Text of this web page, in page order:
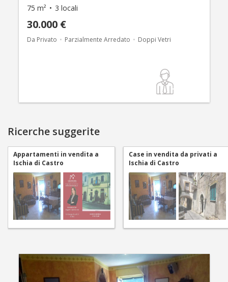
75 m² 3 locali
30.000 €
Da Privato Parzialmente Arredato Doppi Vetri
Ricerche suggerite
Appartamenti in vendita a
Ischia di Castro
Case in vendita da privati a
Ischia di Castro